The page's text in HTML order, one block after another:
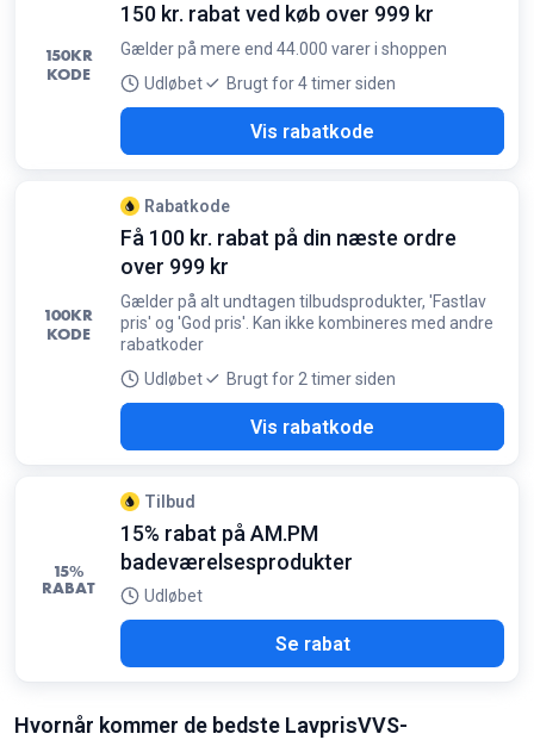
150KR
KODE
150 kr. rabat ved køb over 999 kr
Gælder på mere end 44.000 varer i shoppen
Udløbet
Brugt for 4 timer siden
Vis rabatkode
100KR
KODE
Rabatkode
Få 100 kr. rabat på din næste ordre
over 999 kr
Gælder på alt undtagen tilbudsprodukter, 'Fastlav
pris' og 'God pris'. Kan ikke kombineres med andre
rabatkoder
Udløbet
Brugt for 2 timer siden
Vis rabatkode
15%
RABAT
Tilbud
15% rabat på AM.PM
badeværelsesprodukter
Udløbet
Se rabat
Hvornår kommer de bedste LavprisVVS-